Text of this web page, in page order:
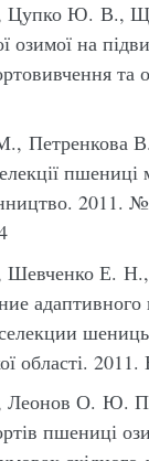
Ю. В.,
озимої на
та
Петренкова
пшениці
Е.
області.
Леонов О. Ю.
пшениці